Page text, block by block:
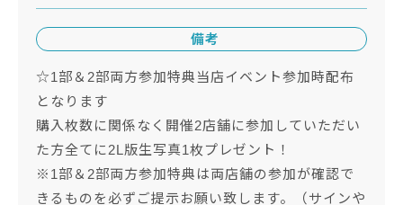
備考
☆1部＆2部両方参加特典当店イベント参加時配布
となります
購入枚数に関係なく開催2店舗に参加していただい
た方全てに2L版生写真1枚プレゼント！
※1部＆2部両方参加特典は両店舗の参加が確認で
きるものを必ずご提示お願い致します。（サインや